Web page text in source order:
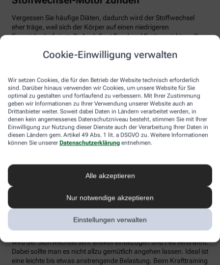
Cookie-Einwilligung verwalten
Wir setzen Cookies, die für den Betrieb der Website technisch erforderlich
sind. Darüber hinaus verwenden wir Cookies, um unsere Website für Sie
optimal zu gestalten und fortlaufend zu verbessern. Mit Ihrer Zustimmung
geben wir Informationen zu Ihrer Verwendung unserer Website auch an
Drittanbieter weiter. Soweit dabei Daten in Ländern verarbeitet werden, in
denen kein angemessenes Datenschutzniveau besteht, stimmen Sie mit Ihrer
Einwilligung zur Nutzung dieser Dienste auch der Verarbeitung Ihrer Daten in
diesen Ländern gem. Artikel 49 Abs. 1 lit. a DSGVO zu. Weitere Informationen
können Sie unserer Datenschutzerklärung entnehmen.
Alle akzeptieren
Nur notwendige akzeptieren
Einstellungen verwalten
Vergessen Sie häufige Diäten, dadurch wird der Stoffwechsel
eher träge, weil sich der Körper auf einen niedrigeren
Energiebedarf einstellt. Auch Fast Food und Fertiggerichte sollten
Körper bei der Verarbeitung von hochverarbeiteten Lebensmitteln
Tim Hollstein rät zu einer proteinreichen Ernährung (Vorsicht bei
Vorerkrankungen wie Nierenleiden!). Denn Proteine sind nicht nur
gut für den Muskelaufbau, der Körper benötigt auch viel Energie,
um Eiweiß abzubauen. Das regt den Stoffwechsel an. Proteine
stecken vor allem in magerem Fleisch, Fisch und Milchprodukten
wie Quark und Skyr. Auch sogenannte thermogene Lebensmittel
wie Chilis oder Ingwer können das braune Fettgewebe aktivieren
und den Energieverbrauch erhöhen.
In Bewegung kommen
Der richtige Mix macht’s
von weißen Fettzellen in braunes Fett begünstigen und dessen
Aktivität erhöhen. Ab circa 30 Minuten Joggen oder Radfahren
wird der Stoffwechsel sehr effektiv einbezogen und Fett verbrannt.
Dabei sollte man es nicht allzu gemütlich angehen lassen. Ideal ist
eine leichte bis etwas anstrengende Belastung. Beim Krafttraining